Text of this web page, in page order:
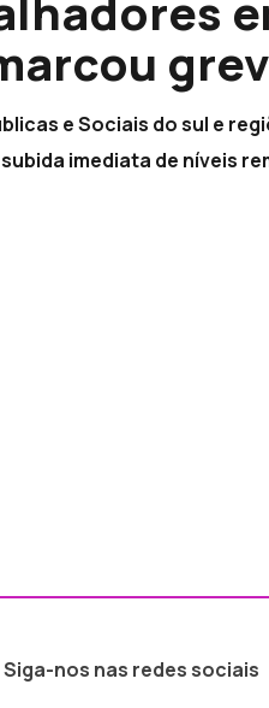
e Sociais do sul e
imediata de níveis
Siga-nos nas redes sociais